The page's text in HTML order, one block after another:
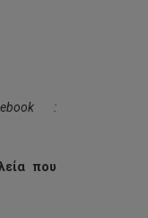
:
που